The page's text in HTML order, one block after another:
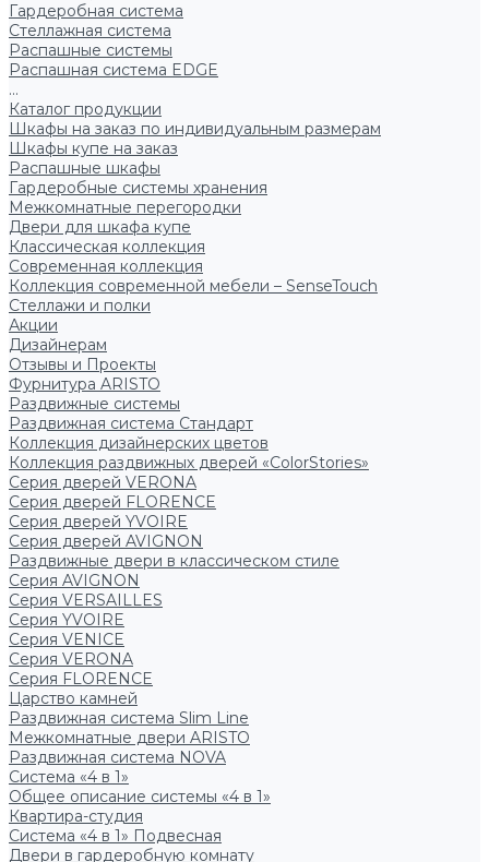
Гардеробная система
Стеллажная система
Распашные системы
Распашная система EDGE
...
Каталог продукции
Шкафы на заказ по индивидуальным размерам
Шкафы купе на заказ
Распашные шкафы
Гардеробные системы хранения
Межкомнатные перегородки
Двери для шкафа купе
Классическая коллекция
Современная коллекция
Коллекция современной мебели – SenseTouch
Стеллажи и полки
Акции
Дизайнерам
Отзывы и Проекты
Фурнитура ARISTO
Раздвижные системы
Раздвижная система Стандарт
Коллекция дизайнерских цветов
Коллекция раздвижных дверей «ColorStories»
Серия дверей VERONA
Серия дверей FLORENCE
Серия дверей YVOIRE
Серия дверей AVIGNON
Раздвижные двери в классическом стиле
Серия AVIGNON
Серия VERSAILLES
Серия YVOIRE
Серия VENICE
Серия VERONA
Серия FLORENCE
Царство камней
Раздвижная система Slim Line
Межкомнатные двери ARISTO
Раздвижная система NOVA
Система «4 в 1»
Общее описание системы «4 в 1»
Квартира-студия
Система «4 в 1» Подвесная
Двери в гардеробную комнату